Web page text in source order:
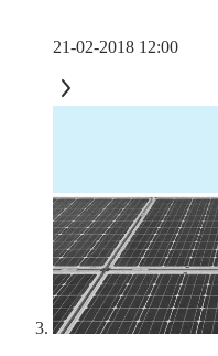
21-02-2018 12:00